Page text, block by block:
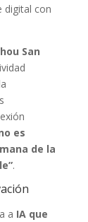
digital con
San
es
de la
.
a IA que